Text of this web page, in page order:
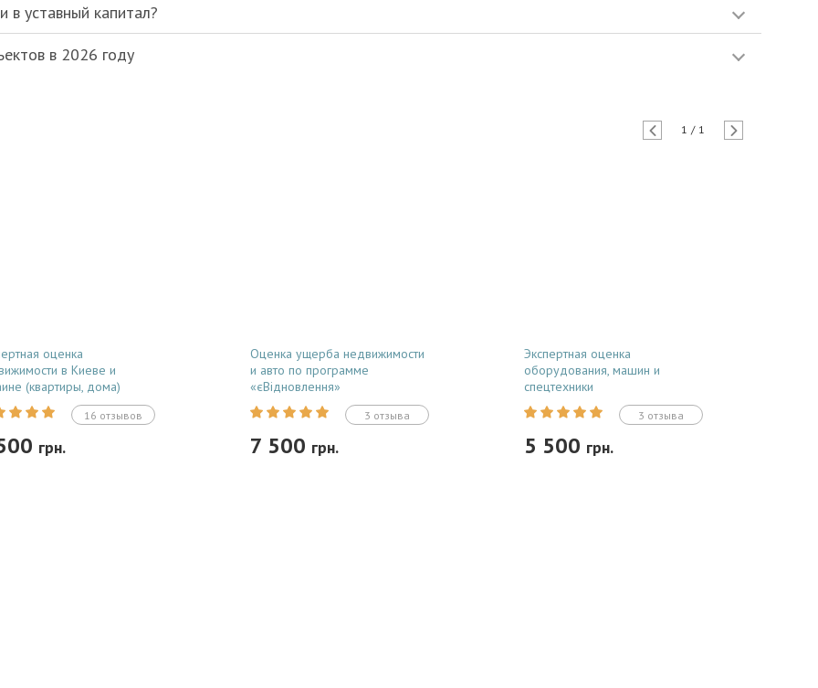
уставный капитал?
в 2026 году
1 / 1
оценка
в Киеве и
(квартиры, дома)
16 отзывов
грн.
Оценка ущерба недвижимости
и авто по программе
«єВідновлення»
3 отзыва
7 500 грн.
Экспертная оценка
оборудования, машин и
спецтехники
3 отзыва
5 500 грн.